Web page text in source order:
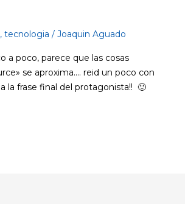
,tecnologia /Joaquin Aguado
a poco, parece que las cosas
se aproxima…. reid un poco con
la frase final del protagonista!! 🙂